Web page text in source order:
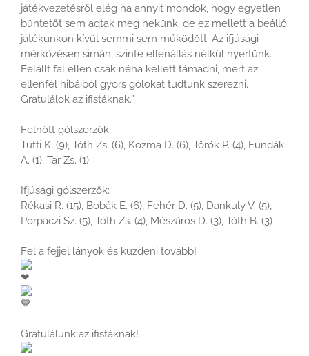
játékvezetésről elég ha annyit mondok, hogy egyetlen
büntetőt sem adtak meg nekünk, de ez mellett a beálló
játékunkon kívül semmi sem működött. Az ifjúsági
mérkőzésen simán, szinte ellenállás nélkül nyertünk.
Felállt fal ellen csak néha kellett támadni, mert az
ellenfél hibáiból gyors gólokat tudtunk szerezni.
Gratulálok az ifistáknak.”
Felnőtt gólszerzők:
Tutti K. (9), Tóth Zs. (6), Kozma D. (6), Török P. (4), Fundák
A. (1), Tar Zs. (1)
Ifjúsági gólszerzők:
Rékasi R. (15), Bobák E. (6), Fehér D. (5), Dankuly V. (5),
Porpáczi Sz. (5), Tóth Zs. (4), Mészáros D. (3), Tóth B. (3)
Fel a fejjel lányok és küzdeni tovább!
Gratulálunk az ifistáknak!